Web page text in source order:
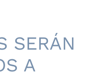
SERÁN
A